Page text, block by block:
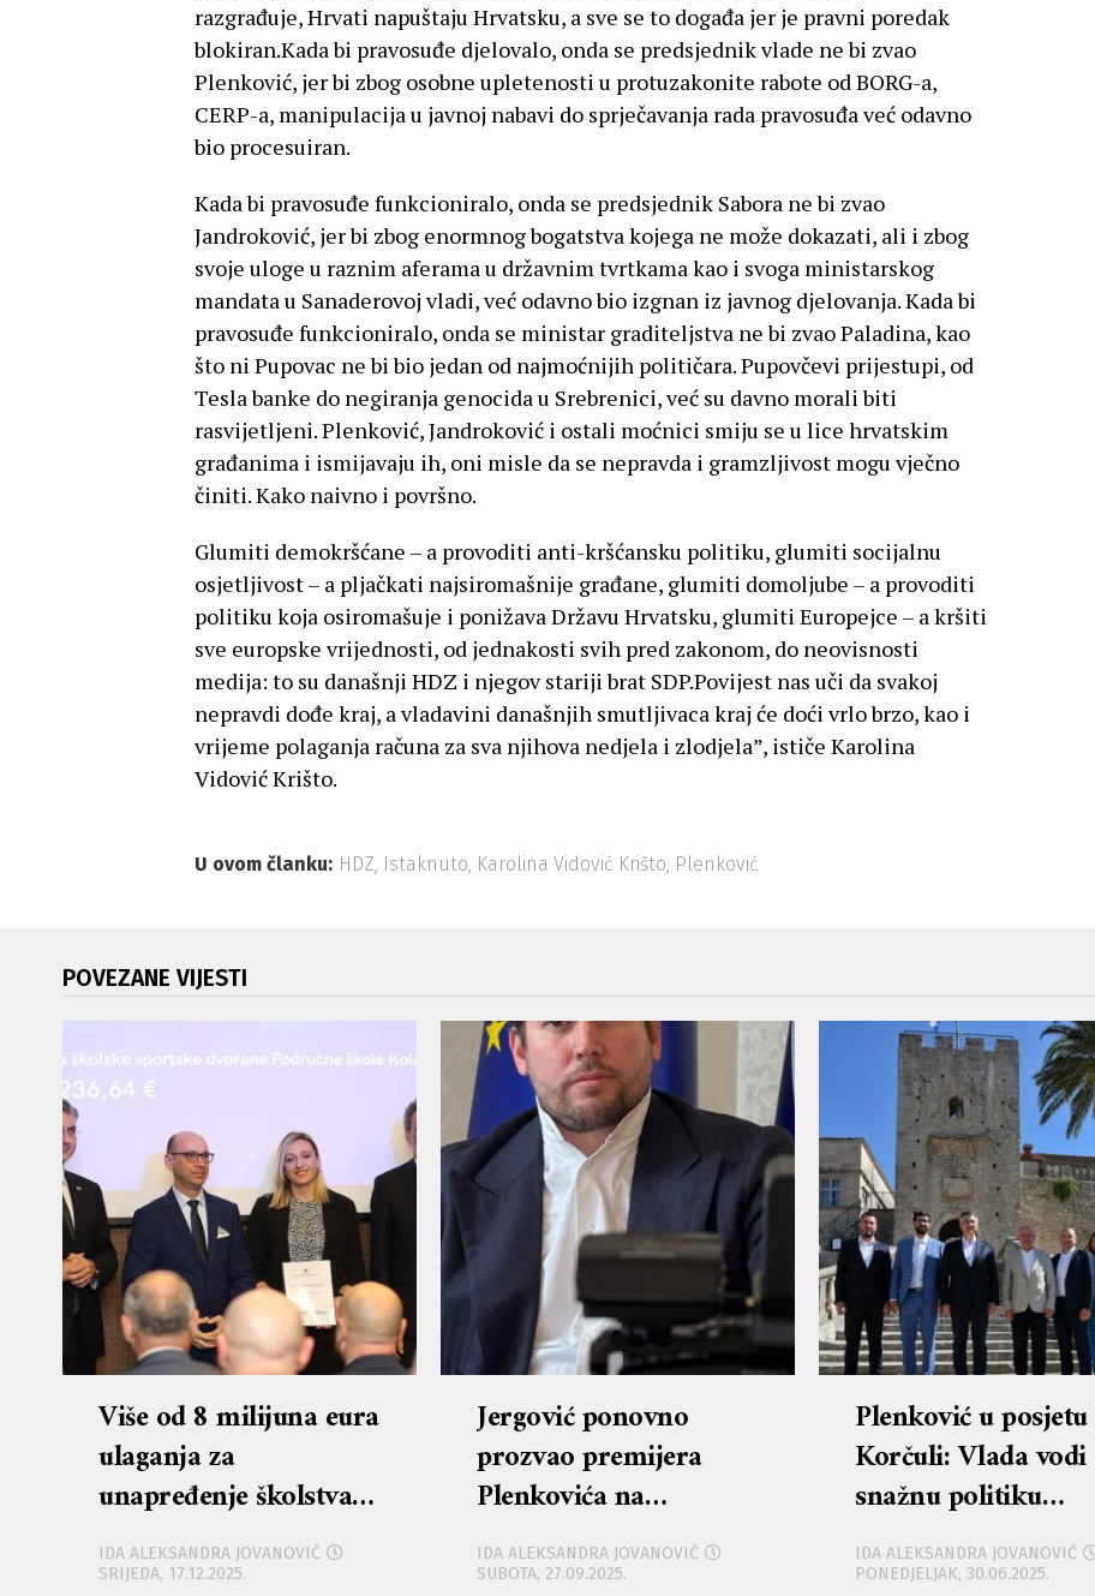
razgrađuje, Hrvati napuštaju Hrvatsku, a sve se to događa jer je pravni poredak
blokiran.Kada bi pravosuđe djelovalo, onda se predsjednik vlade ne bi zvao
Plenković, jer bi zbog osobne upletenosti u protuzakonite rabote od BORG-a,
CERP-a, manipulacija u javnoj nabavi do sprječavanja rada pravosuđa već odavno
bio procesuiran.
Kada bi pravosuđe funkcioniralo, onda se predsjednik Sabora ne bi zvao
Jandroković, jer bi zbog enormnog bogatstva kojega ne može dokazati, ali i zbog
svoje uloge u raznim aferama u državnim tvrtkama kao i svoga ministarskog
mandata u Sanaderovoj vladi, već odavno bio izgnan iz javnog djelovanja. Kada bi
pravosuđe funkcioniralo, onda se ministar graditeljstva ne bi zvao Paladina, kao
što ni Pupovac ne bi bio jedan od najmoćnijih političara. Pupovčevi prijestupi, od
Tesla banke do negiranja genocida u Srebrenici, već su davno morali biti
rasvijetljeni. Plenković, Jandroković i ostali moćnici smiju se u lice hrvatskim
građanima i ismijavaju ih, oni misle da se nepravda i gramzljivost mogu vječno
činiti. Kako naivno i površno.
Glumiti demokršćane – a provoditi anti-kršćansku politiku, glumiti socijalnu
osjetljivost – a pljačkati najsiromašnije građane, glumiti domoljube – a provoditi
politiku koja osiromašuje i ponižava Državu Hrvatsku, glumiti Europejce – a kršiti
sve europske vrijednosti, od jednakosti svih pred zakonom, do neovisnosti
medija: to su današnji HDZ i njegov stariji brat SDP.Povijest nas uči da svakoj
nepravdi dođe kraj, a vladavini današnjih smutljivaca kraj će doći vrlo brzo, kao i
vrijeme polaganja računa za sva njihova nedjela i zlodjela”, ističe Karolina
Vidović Krišto.
U ovom članku: HDZ, Istaknuto, Karolina Vidović Krišto, Plenković
POVEZANE VIJESTI
Više od 8 milijuna eura
ulaganja za
unapređenje školstva u
Ličko-senjskoj županiji
IDA ALEKSANDRA JOVANOVIĆ
SRIJEDA, 17.12.2025.
Jergović ponovno
prozvao premijera
Plenkovića na
Facebooku, Fran Juraj
Prižmić oštrim mu je
IDA ALEKSANDRA JOVANOVIĆ
SUBOTA, 27.09.2025.
Plenković u posjetu
Korčuli: Vlada vodi
snažnu politiku
ravnomjernog
regionalnog razvoja s
IDA ALEKSANDRA JOVANOVIĆ
PONEDJELJAK, 30.06.2025.